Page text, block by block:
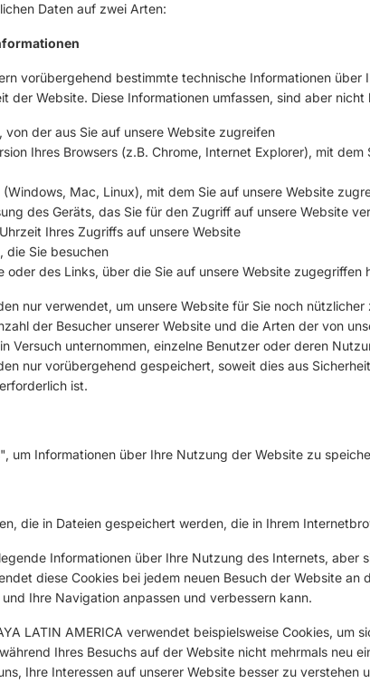
Daten auf zwei Arten:
vorübergehend bestimmte technische Informationen über
der Website. Diese Informationen umfassen, sind aber
von der aus Sie auf unsere Website zugreifen
Ihres Browsers (z.B. Chrome, Internet Explorer), mit dem
Mac, Linux), mit dem Sie auf unsere Website
des Geräts, das Sie für den Zugriff auf unsere Website
Ihres Zugriffs auf unsere Website
die Sie besuchen
oder des Links, über die Sie auf unsere Website zugegriffen
nur verwendet, um unsere Website für Sie noch
der Besucher unserer Website und die Arten der von
Versuch unternommen, einzelne Benutzer oder deren
nur vorübergehend gespeichert, soweit dies aus
ist.
um Informationen über Ihre Nutzung der Website zu
die in Dateien gespeichert werden, die in Ihrem
Informationen über Ihre Nutzung des Internets, aber
diese Cookies bei jedem neuen Besuch der Website an
Ihre Navigation anpassen und verbessern kann.
LATIN AMERICA verwendet beispielsweise Cookies, um
Ihres Besuchs auf der Website nicht mehrmals neu
Ihre Interessen auf unserer Website besser zu verstehen